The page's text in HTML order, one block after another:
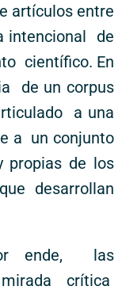
artículos entre
intencional de
científico. En
de un corpus
a una
a un conjunto
propias de los
desarrollan
ende, las
crítica